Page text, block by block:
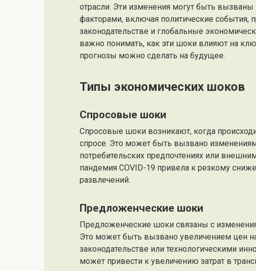
отрасли. Эти изменения могут быть
факторами, включая политические события,
законодательстве и глобальные
важно понимать, как эти шоки влияют на
прогнозы можно сделать на будущее.
Типы экономических шоков
Спросовые шоки
Спросовые шоки возникают, когда
спросе. Это может быть вызвано
потребительских предпочтениях или
пандемия COVID-19 привела к резкому
развлечений.
Предложенческие шоки
Предложенческие шоки связаны с
Это может быть вызвано увеличением цен
законодательстве или технологическими
может привести к увеличению затрат в